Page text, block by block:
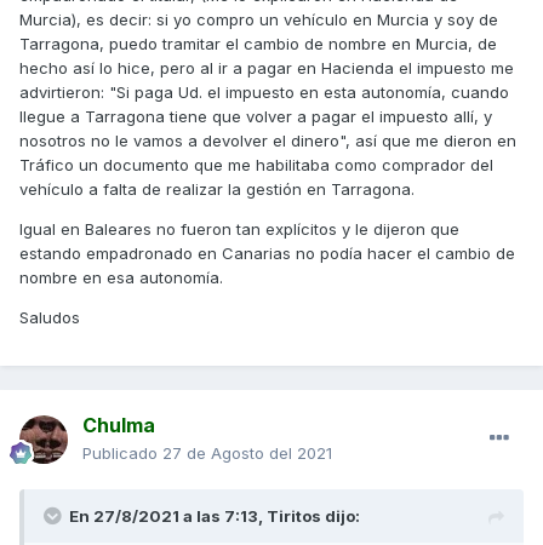
Murcia), es decir: si yo compro un vehículo en Murcia y soy de
Tarragona, puedo tramitar el cambio de nombre en Murcia, de
hecho así lo hice, pero al ir a pagar en Hacienda el impuesto me
advirtieron: "Si paga Ud. el impuesto en esta autonomía, cuando
llegue a Tarragona tiene que volver a pagar el impuesto allí, y
nosotros no le vamos a devolver el dinero", así que me dieron en
Tráfico un documento que me habilitaba como comprador del
vehículo a falta de realizar la gestión en Tarragona.
Igual en Baleares no fueron tan explícitos y le dijeron que
estando empadronado en Canarias no podía hacer el cambio de
nombre en esa autonomía.
Saludos
Chulma
Publicado 27 de Agosto del 2021
En 27/8/2021 a las 7:13, Tiritos dijo: